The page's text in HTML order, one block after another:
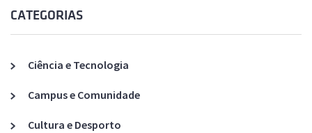
CATEGORIAS
Ciência e Tecnologia
Campus e Comunidade
Cultura e Desporto